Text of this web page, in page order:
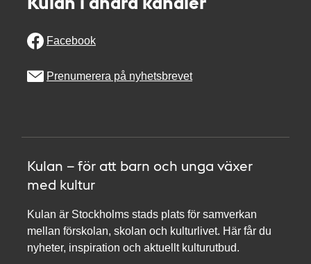
Facebook
Prenumerera på nyhetsbrevet
Kulan – för att barn och unga växer
med kultur
Kulan är Stockholms stads plats för samverkan
mellan förskolan, skolan och kulturlivet. Här får du
nyheter, inspiration och aktuellt kulturutbud.